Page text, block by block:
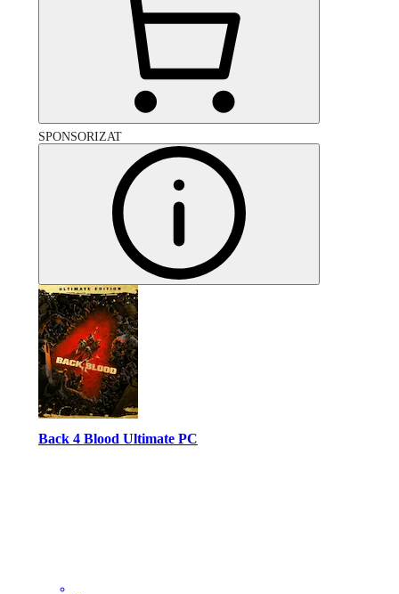
SPONSORIZAT
Back 4 Blood Ultimate PC